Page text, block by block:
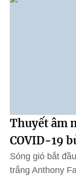
Thuyết âm
COVID-19
Sóng gió bắt
trắng Anthony